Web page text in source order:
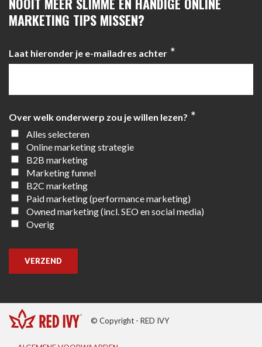
NOOIT MEER SLIMME EN HANDIGE ONLINE
MARKETING TIPS MISSEN?
Laat hieronder je e-mailadres achter *
Over welk onderwerp zou je willen lezen? *
Alles selecteren
Online marketing strategie
B2B marketing
Marketing funnel
B2C marketing
Paid marketing (performance marketing)
Owned marketing (incl. SEO en social media)
Overig
VERZEND
© Copyright - RED IVY